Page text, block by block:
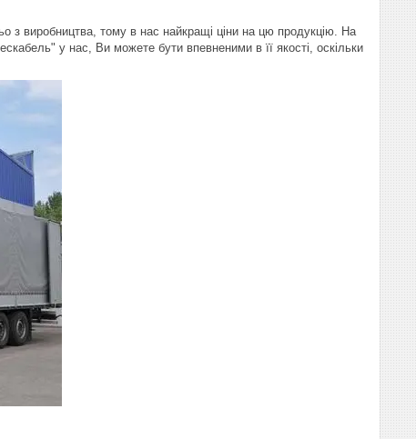
виробництва, тому в нас найкращі ціни на цю продукцію. На
у нас, Ви можете бути впевненими в її якості, оскільки